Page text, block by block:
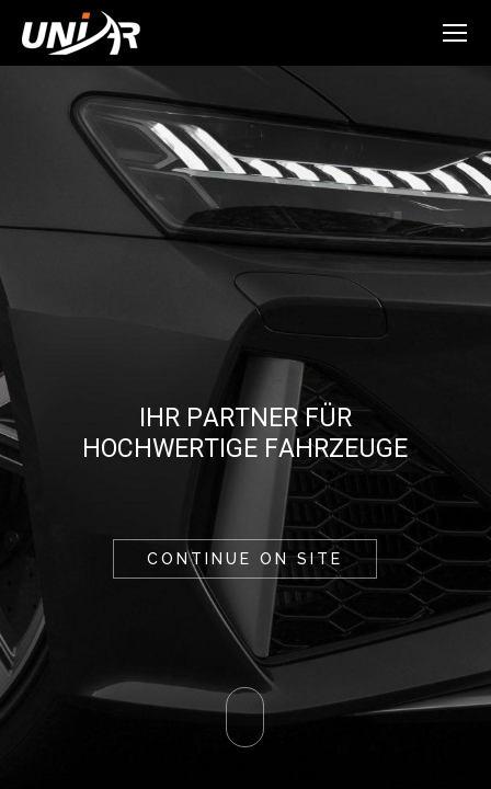
H R PARTN ER FÜR
HOCHWERT G E FAHRZEUGE
CONTINUE ON SITE